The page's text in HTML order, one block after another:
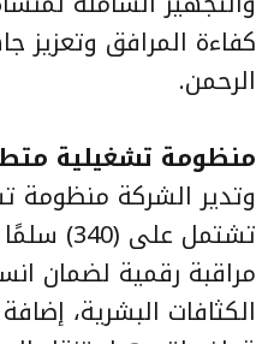
كفاءة المرافق وتعزيز
الرحمن.
منظومة تشغيلية
وتدير الشركة منظومة
مراقبة رقمية لضمان